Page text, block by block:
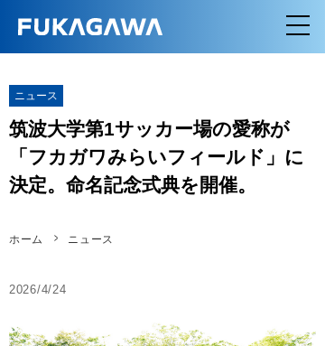
ニュース
筑波大学第1サッカー場の愛称が
「フカガワみらいフィールド」に
決定。命名記念式典を開催。
ホーム ニュース
2026/4/24